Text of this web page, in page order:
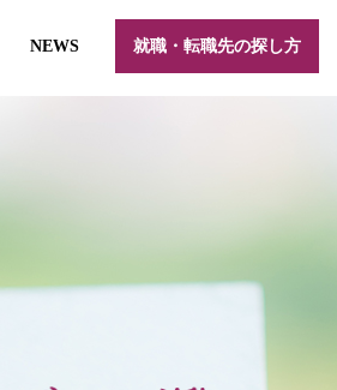
NEWS 就職・転職先の探し方